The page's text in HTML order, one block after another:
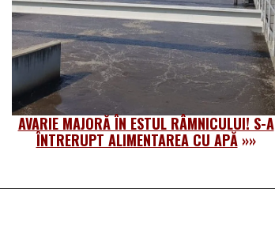
AVARIE MAJORĂ ÎN ESTUL RÂMNICULUI! S-A
ÎNTRERUPT ALIMENTAREA CU APĂ»»